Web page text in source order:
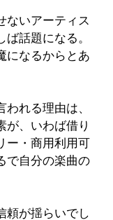
ないアーティス
ば話題になる。
になるからとあ
れる理由は、
が、いわば借り
ー・商用利用可
で自分の楽曲の
頼が揺らいでし